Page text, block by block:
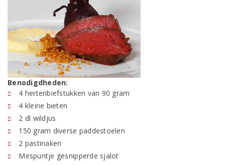
Benodigdheden:
4 hertenbiefstukken van 90 gram
4 kleine bieten
2 dl wildjus
150 gram diverse paddestoelen
2 pastinaken
Mespuntje gesnipperde sjalot